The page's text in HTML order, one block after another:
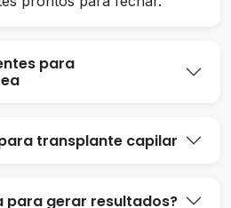
para
transplante capilar
para gerar resultados?